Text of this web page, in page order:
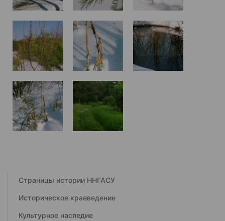
Страницы истории ННГАСУ
Историческое краеведение
Культурное наследие